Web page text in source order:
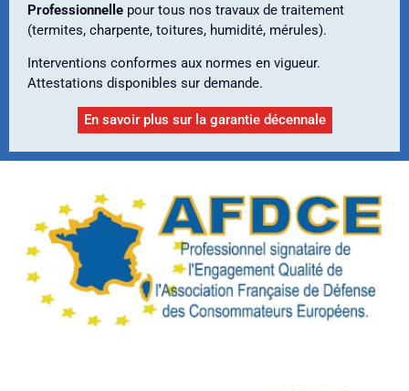
Professionnelle pour tous nos travaux de traitement
(termites, charpente, toitures, humidité, mérules).
Interventions conformes aux normes en vigueur.
Attestations disponibles sur demande.
En savoir plus sur la garantie décennale